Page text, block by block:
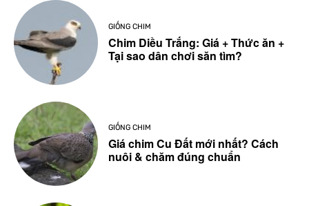
GIỐNG CHIM
Chim Diều Trắng: Giá + Thức ăn +
Tại sao dân chơi săn tìm?
GIỐNG CHIM
Giá chim Cu Đất mới nhất? Cách
nuôi & chăm đúng chuẩn